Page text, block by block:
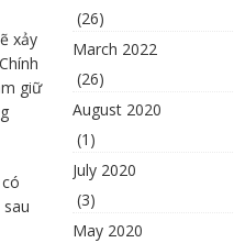
xảy
giữ
(26)
March 2022
(26)
August 2020
(1)
July 2020
(3)
May 2020